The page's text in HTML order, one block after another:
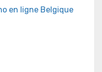
en ligne Belgique